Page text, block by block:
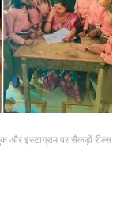
और इंस्टाग्राम पर सैकड़ों रील्स